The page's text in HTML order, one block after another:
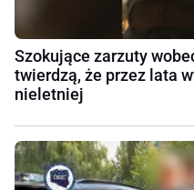
Szokujące zarzuty
twierdzą, że przez lata
nieletniej